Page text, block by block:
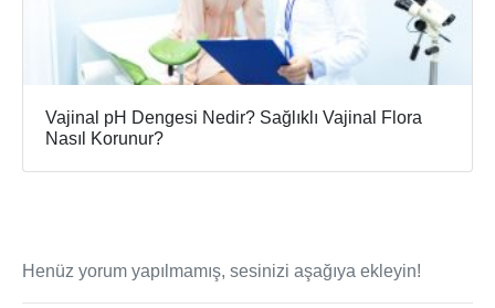
Vajinal pH Dengesi Nedir? Sağlıklı Vajinal Flora
Nasıl Korunur?
Henüz yorum yapılmamış, sesinizi aşağıya ekleyin!